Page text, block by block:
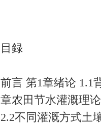
目録
前言 第1章绪论 1.1
章农田节水灌溉理
2.2不同灌溉方式土